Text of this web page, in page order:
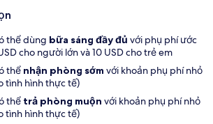
thể dùng bữa sáng đầy đủ với phụ phí ước
cho người lớn và 10 USD cho trẻ em
thể nhận phòng sớm với khoản phụ phí nhỏ
tình hình thực tế)
thể trả phòng muộn với khoản phụ phí nhỏ
tình hình thực tế)